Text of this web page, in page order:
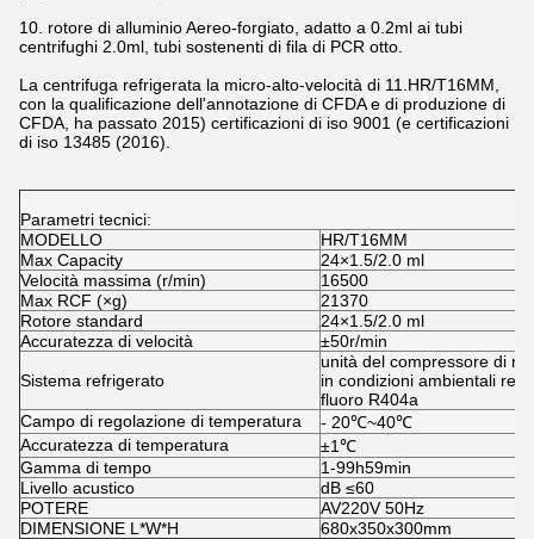
10. rotore di alluminio Aereo-forgiato, adatto a 0.2ml ai tubi
centrifughi 2.0ml, tubi sostenenti di fila di PCR otto.
La centrifuga refrigerata la micro-alto-velocità di 11.HR/T16MM,
con la qualificazione dell'annotazione di CFDA e di produzione di
CFDA, ha passato 2015) certificazioni di iso 9001 (e certificazioni
di iso 13485 (2016).
Parametri tecnici:
MODELLO
HR/T16MM
Max Capacity
24×1.5/2.0 ml
Velocità massima (r/min)
16500
Max RCF (×g)
21370
Rotore standard
24×1.5/2.0 ml
Accuratezza di velocità
±50r/min
Sistema refrigerato
unità del compressore di
in condizioni ambientali
fluoro R404a
Campo di regolazione di temperatura
- 20℃~40℃
Accuratezza di temperatura
±1℃
Gamma di tempo
1-99h59min
Livello acustico
dB ≤60
POTERE
AV220V 50Hz
DIMENSIONE L*W*H
680x350x300mm